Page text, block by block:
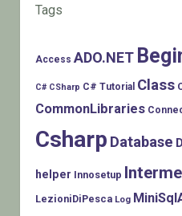
Tags
Access ADO.NET
C# CSharp C# Tutorial Class
CommonLibraries
Csharp Database
helper Innosetup
LezioniDiPesca Log